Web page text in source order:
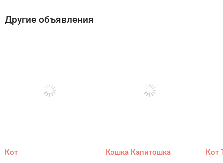
Другие объявления
Кот Кошка Капитошка Кот